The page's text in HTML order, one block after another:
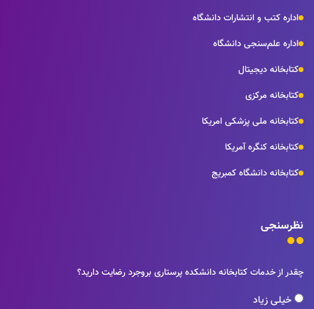
اداره کتب و انتشارات دانشگاه
اداره علم‌سنجی دانشگاه
کتابخانه دیجیتال
کتابخانه مرکزی
کتابخانه ملی پزشکی امریکا
کتابخانه کنگره آمریکا
کتابخانه دانشگاه کمبریج
نظرسنجی
چقدر از خدمات کتابخانه دانشکده پرستاری بروجرد رضایت دارید؟
خیلی زیاد